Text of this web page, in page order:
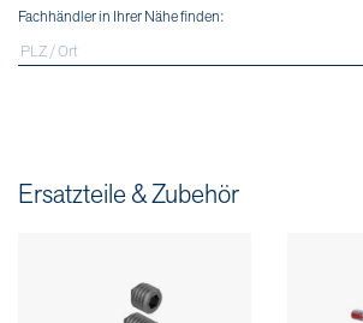
Fachhändler in Ihrer Nähe finden:
Ersatzteile & Zubehör